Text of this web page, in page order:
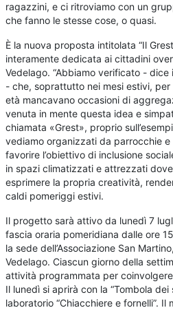
ragazzini, e ci ritroviamo con un
che fanno le stesse cose, o quasi.
È la nuova proposta intitolata “Il
interamente dedicata ai cittadini
Vedelago. “Abbiamo verificato - dice
- che, soprattutto nei mesi estivi,
età mancavano occasioni di
venuta in mente questa idea e
chiamata «Grest», proprio
vediamo organizzati da parrocchie e
favorire l’obiettivo di inclusione
in spazi climatizzati e attrezzati
esprimere la propria creatività,
caldi pomeriggi estivi.
Il progetto sarà attivo da lunedì 7
fascia oraria pomeridiana dalle ore
la sede dell’Associazione San
Vedelago. Ciascun giorno della
attività programmata per
Il lunedì si aprirà con la “Tombola
laboratorio “Chiacchiere e fornelli”.